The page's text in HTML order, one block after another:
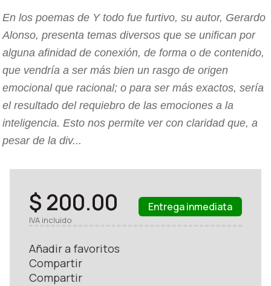
En los poemas de Y todo fue furtivo, su autor, Gerardo
Alonso, presenta temas diversos que se unifican por
alguna afinidad de conexión, de forma o de contenido,
que vendría a ser más bien un rasgo de origen
emocional que racional; o para ser más exactos, sería
el resultado del requiebro de las emociones a la
inteligencia. Esto nos permite ver con claridad que, a
pesar de la div...
$ 200.00
IVA incluido
Entrega inmediata
Añadir a favoritos
Compartir
Compartir